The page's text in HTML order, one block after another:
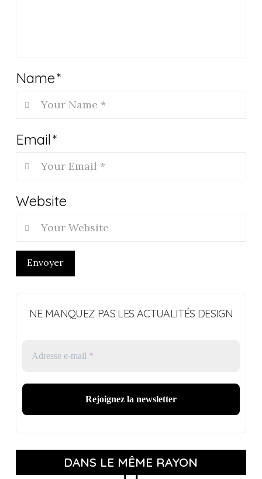
Name*
Email*
Website
Envoyer
NE MANQUEZ PAS LES ACTUALITÉS DESIGN
DANS LE MÊME RAYON